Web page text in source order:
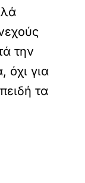
την
όχι για
τα